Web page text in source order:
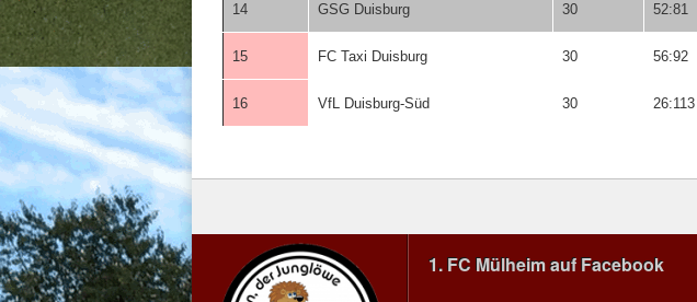
14 GSG Duisburg 30 52:81
15 FC Taxi Duisburg 30 56:92
16 VfL Duisburg-Süd 30 26:113
1. FC Mülheim auf Facebook